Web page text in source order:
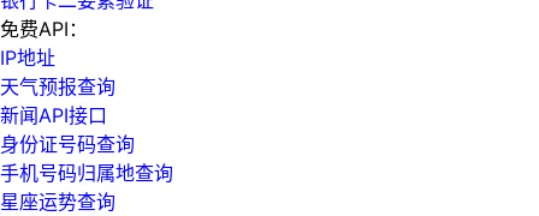
免费API：
IP地址
天气预报查询
新闻API接口
身份证号码查询
手机号码归属地查询
星座运势查询